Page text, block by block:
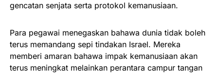
gencatan senjata serta protokol kemanusiaan.
Para pegawai menegaskan bahawa dunia tidak boleh
terus memandang sepi tindakan Israel. Mereka
memberi amaran bahawa impak kemanusiaan akan
terus meningkat melainkan perantara campur tangan